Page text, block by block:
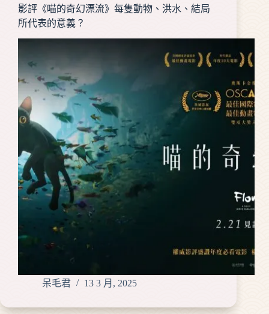
影評《喵的奇幻漂流》每隻動物、洪水、結局
所代表的意義？
呆毛君 13 3 月, 2025